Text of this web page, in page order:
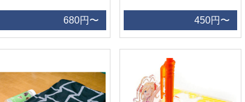
680円〜 450円〜